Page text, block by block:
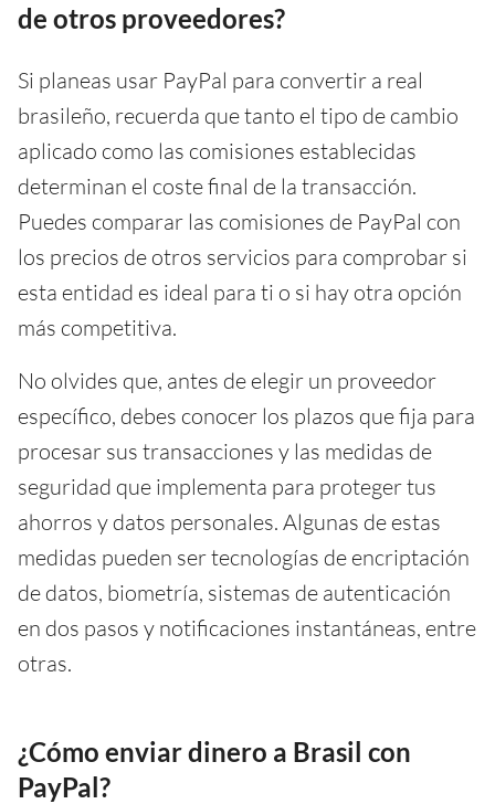
de otros proveedores?
Si planeas usar PayPal para convertir a real
brasileño, recuerda que tanto el tipo de cambio
aplicado como las comisiones establecidas
determinan el coste final de la transacción.
Puedes comparar las comisiones de PayPal con
los precios de otros servicios para comprobar si
esta entidad es ideal para ti o si hay otra opción
más competitiva.
No olvides que, antes de elegir un proveedor
específico, debes conocer los plazos que fija para
procesar sus transacciones y las medidas de
seguridad que implementa para proteger tus
ahorros y datos personales. Algunas de estas
medidas pueden ser tecnologías de encriptación
de datos, biometría, sistemas de autenticación
en dos pasos y notificaciones instantáneas, entre
otras.
¿Cómo enviar dinero a Brasil con
PayPal?